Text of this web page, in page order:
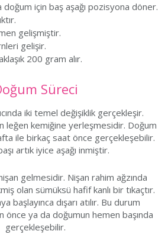
doğum için baş aşağı pozisyona döner.
gelişmiştir.
gelişir.
200 gram alır.
Süreci
iki temel değişiklik gerçekleşir.
leğen kemiğine yerleşmesidir. Doğum
ile birkaç saat önce gerçekleşebilir.
artık iyice aşağı inmiştir.
gelmesidir. Nişan rahim ağzında
olan sümüksü hafif kanlı bir tıkaçtır.
başlayınca dışarı atılır. Bu durum
önce ya da doğumun hemen başında
gerçekleşebilir.